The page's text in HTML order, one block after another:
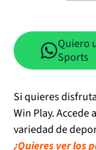
Quiero
Sports
Si quieres
Win Play.
variedad de
¿Quieres ver los